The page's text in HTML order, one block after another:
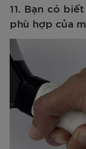
11. Bạn có
phù hợp của